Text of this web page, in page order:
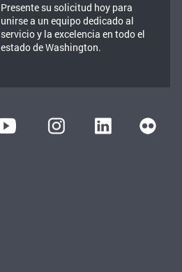
Presente su solicitud hoy para
unirse a un equipo dedicado al
servicio y la excelencia en todo el
estado de Washington.